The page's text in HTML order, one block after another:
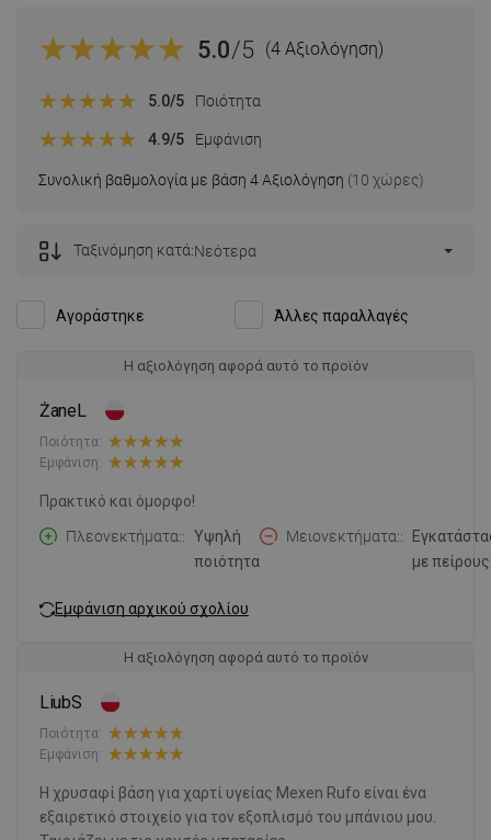
5.0/5 (4 Αξιολόγηση)
Συνολική βαθμολογία με βάση 4 Αξιολόγηση (10 χώρες)
5.0/5 Ποιότητα
4.9/5 Εμφάνιση
Αγοράστηκε Άλλες παραλλαγές
Ταξινόμηση κατά:Νεότερα
Η αξιολόγηση αφορά αυτό το προϊόν
ŻaneL
Ποιότητα:
Εμφάνιση:
Πρακτικό και όμορφο!
Πλεονεκτήματα:
Υψηλή
ποιότητα
Μειονεκτήματα:
με
Εμφάνιση αρχικού σχολίου
Η αξιολόγηση αφορά αυτό το προϊόν
LiubS
Ποιότητα:
Εμφάνιση:
Η χρυσαφί βάση για χαρτί υγείας Mexen Rufo είναι ένα
εξαιρετικό στοιχείο για τον εξοπλισμό του μπάνιου μου.